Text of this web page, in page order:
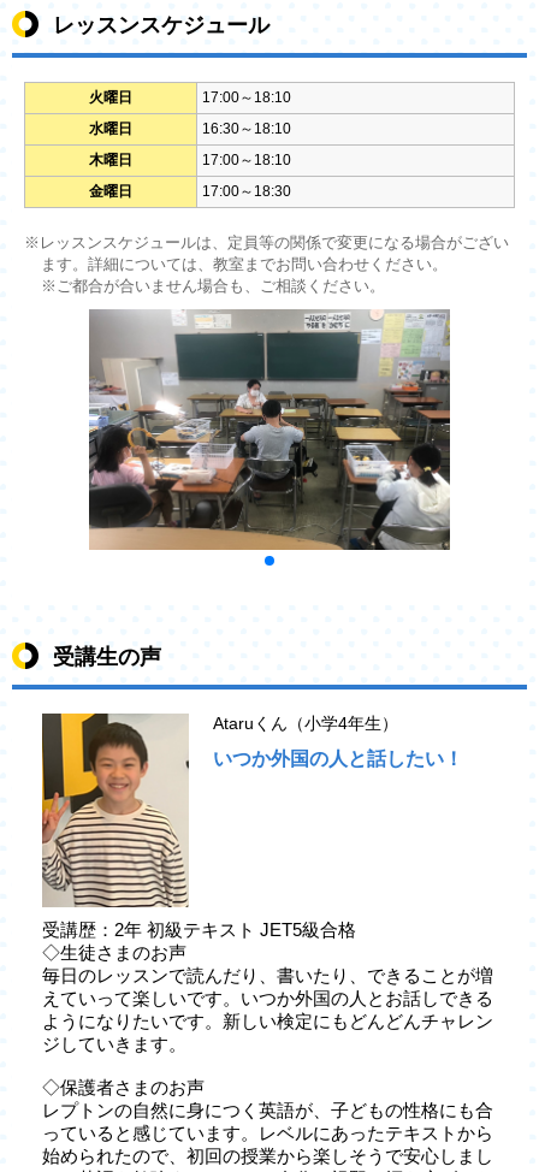
レッスンスケジュール
火曜日
17:00～18:10
水曜日
16:30～18:10
木曜日
17:00～18:10
金曜日
17:00～18:30
※レッスンスケジュールは、定員等の関係で変更になる場合がござい
ます。詳細については、教室までお問い合わせください。
※ご都合が合いません場合も、ご相談ください。
受講生の声
Ataruくん（小学4年生）
いつか外国の人と話したい！
受講歴：2年 初級テキスト JET5級合格
◇生徒さまのお声
毎日のレッスンで読んだり、書いたり、できることが増
えていって楽しいです。いつか外国の人とお話しできる
ようになりたいです。新しい検定にもどんどんチャレン
ジしていきます。
◇保護者さまのお声
レプトンの自然に身につく英語が、子どもの性格にも合
っていると感じています。レベルにあったテキストから
始められたので、初回の授業から楽しそうで安心しまし